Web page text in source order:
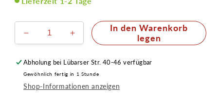
Verringere
die
Menge
für
Latexmilch
hautfarben,
Erhöhe
die
Menge
für
Latexmilch
hautfarben,
In den Warenkorb
legen
Abholung bei Lübarser Str. 40-46 verfügbar
Gewöhnlich fertig in 1 Stunde
Shop-Informationen anzeigen